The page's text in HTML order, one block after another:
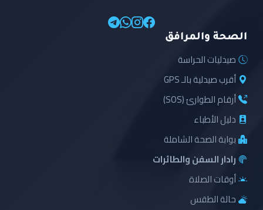
الصحة والمرافق
صيدليات الحراسة
أقرب صيدلية بالـ GPS
أرقام الطوارئ (SOS)
دليل الأطباء
بوابة الصحة الشاملة
رادار السفن والطائرات
أوقات الصلاة
حالة الطقس